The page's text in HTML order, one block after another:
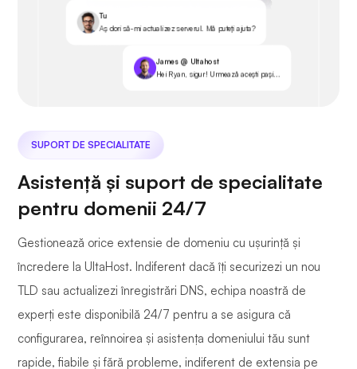
Tu
Aș dori să-mi actualizez serverul. Mă puteți ajuta?
James @ Ultahost
Hei Ryan, sigur! Urmează acești pași...
SUPORT DE SPECIALITATE
Asistență și suport de specialitate
pentru domenii 24/7
Gestionează orice extensie de domeniu cu ușurință și
încredere la UltaHost. Indiferent dacă îți securizezi un nou
TLD sau actualizezi înregistrări DNS, echipa noastră de
experți este disponibilă 24/7 pentru a se asigura că
configurarea, reînnoirea și asistența domeniului tău sunt
rapide, fiabile și fără probleme, indiferent de extensia pe